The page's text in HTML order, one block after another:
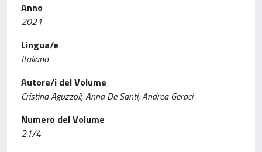
Anno
2021
Lingua/e
Italiano
Autore/i del Volume
Cristina Aguzzoli, Anna De Santi, Andrea Geraci
Numero del Volume
21/4